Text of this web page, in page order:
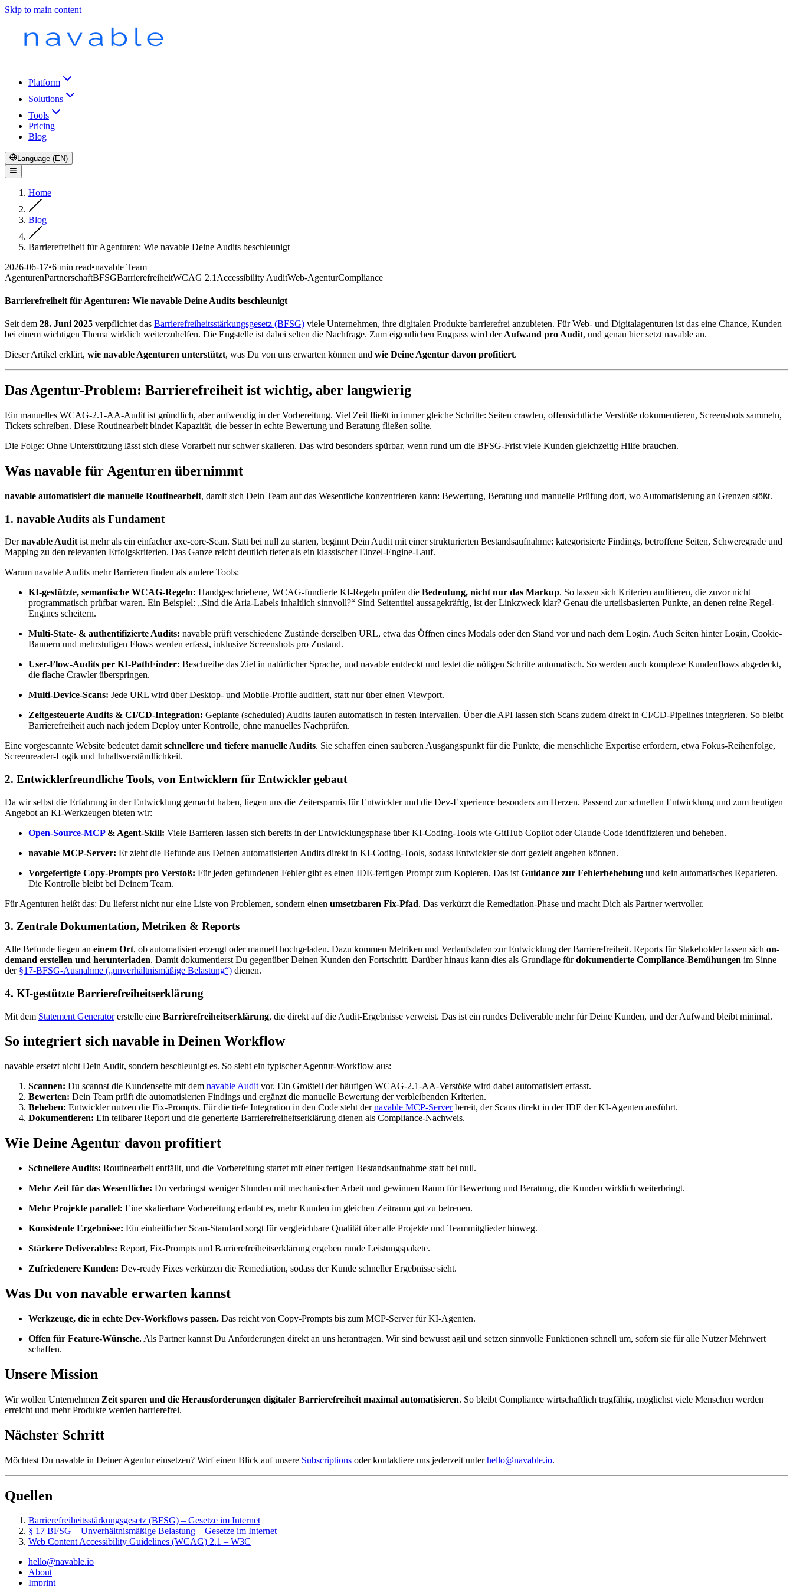
Skip to main content
Platform
Solutions
Tools
Pricing
Blog
Language (EN)
Home
Blog
Barrierefreiheit für Agenturen: Wie navable Deine Audits beschleunigt
2026-06-17•6 min read•navable Team
AgenturenPartnerschaftBFSGBarrierefreiheitWCAG 2.1 Accessibility AuditWeb-AgenturCompliance
Barrierefreiheit für Agenturen: Wie navable Deine Audits beschleunigt
Seit dem 28. Juni 2025 verpflichtet das Barrierefreiheitsstärkungsgesetz (BFSG) viele Unternehmen, ihre digitalen Produkte barrierefrei anzubieten. Für Web- und Digitalagenturen ist das eine Chance, Kunden
bei einem wichtigen Thema wirklich weiterzuhelfen. Die Engstelle ist dabei selten die Nachfrage. Zum eigentlichen Engpass wird der Aufwand pro Audit, und genau hier setzt navable an.
Dieser Artikel erklärt, wie navable Agenturen unterstützt, was Du von uns erwarten können und wie Deine Agentur davon profitiert.
Das Agentur-Problem: Barrierefreiheit ist wichtig, aber langwierig
Ein manuelles WCAG-2.1-AA-Audit ist gründlich, aber aufwendig in der Vorbereitung. Viel Zeit fließt in immer gleiche Schritte: Seiten crawlen, offensichtliche Verstöße dokumentieren, Screenshots sammeln,
Tickets schreiben. Diese Routinearbeit bindet Kapazität, die besser in echte Bewertung und Beratung fließen sollte.
Die Folge: Ohne Unterstützung lässt sich diese Vorarbeit nur schwer skalieren. Das wird besonders spürbar, wenn rund um die BFSG-Frist viele Kunden gleichzeitig Hilfe brauchen.
Was navable für Agenturen übernimmt
navable automatisiert die manuelle Routinearbeit, damit sich Dein Team auf das Wesentliche konzentrieren kann: Bewertung, Beratung und manuelle Prüfung dort, wo Automatisierung an Grenzen stößt.
1. navable Audits als Fundament
Dernavable Audit ist mehr als ein einfacher axe-core-Scan. Statt bei null zu starten, beginnt Dein Audit mit einer strukturierten Bestandsaufnahme: kategorisierte Findings, betroffene Seiten, Schweregrade und
Mapping zu den relevanten Erfolgskriterien. Das Ganze reicht deutlich tiefer als ein klassischer Einzel-Engine-Lauf.
Warum navable Audits mehr Barrieren finden als andere Tools:
KI-gestützte, semantische WCAG-Regeln: Handgeschriebene, WCAG-fundierte KI-Regeln prüfen die Bedeutung, nicht nur das Markup. So lassen sich Kriterien auditieren, die zuvor nicht
programmatisch prüfbar waren. Ein Beispiel: „Sind die Aria-Labels inhaltlich sinnvoll?“ Sind Seitentitel aussagekräftig, ist der Linkzweck klar? Genau die urteilsbasierten Punkte, an denen reine Regel-
Engines scheitern.
Multi-State- & authentifizierte Audits: navable prüft verschiedene Zustände derselben URL, etwa das Öffnen eines Modals oder den Stand vor und nach dem Login. Auch Seiten hinter Login, Cookie-
Bannern und mehrstufigen Flows werden erfasst, inklusive Screenshots pro Zustand.
User-Flow-Audits per KI-PathFinder: Beschreibe das Ziel in natürlicher Sprache, und navable entdeckt und testet die nötigen Schritte automatisch. So werden auch komplexe Kundenflows abgedeckt,
die flache Crawler überspringen.
Multi-Device-Scans: Jede URL wird über Desktop- und Mobile-Profile auditiert, statt nur über einen Viewport.
Zeitgesteuerte Audits & CI/CD-Integration: Geplante (scheduled) Audits laufen automatisch in festen Intervallen. Über die API lassen sich Scans zudem direkt in CI/CD-Pipelines integrieren. So bleibt
Barrierefreiheit auch nach jedem Deploy unter Kontrolle, ohne manuelles Nachprüfen.
Eine vorgescannte Website bedeutet damit schnellere und tiefere manuelle Audits. Sie schaffen einen sauberen Ausgangspunkt für die Punkte, die menschliche Expertise erfordern, etwa Fokus-Reihenfolge,
Screenreader-Logik und Inhaltsverständlichkeit.
2. Entwicklerfreundliche Tools, von Entwicklern für Entwickler gebaut
Da wir selbst die Erfahrung in der Entwicklung gemacht haben, liegen uns die Zeitersparnis für Entwickler und die Dev-Experience besonders am Herzen. Passend zur schnellen Entwicklung und zum heutigen
Angebot an KI-Werkzeugen bieten wir:
Open-Source-MCP& Agent-Skill: Viele Barrieren lassen sich bereits in der Entwicklungsphase über KI-Coding-Tools wie GitHub Copilot oder Claude Code identifizieren und beheben.
navable MCP-Server: Er zieht die Befunde aus Deinen automatisierten Audits direkt in KI-Coding-Tools, sodass Entwickler sie dort gezielt angehen können.
Vorgefertigte Copy-Prompts pro Verstoß: Für jeden gefundenen Fehler gibt es einen IDE-fertigen Prompt zum Kopieren. Das ist Guidance zur Fehlerbehebung und kein automatisches Reparieren.
Die Kontrolle bleibt bei Deinem Team.
Für Agenturen heißt das: Du lieferst nicht nur eine Liste von Problemen, sondern einen umsetzbaren Fix-Pfad. Das verkürzt die Remediation-Phase und macht Dich als Partner wertvoller.
3. Zentrale Dokumentation, Metriken & Reports
Alle Befunde liegen an einem Ort, ob automatisiert erzeugt oder manuell hochgeladen. Dazu kommen Metriken und Verlaufsdaten zur Entwicklung der Barrierefreiheit. Reports für Stakeholder lassen sich on-
demand erstellen und herunterladen. Damit dokumentierst Du gegenüber Deinen Kunden den Fortschritt. Darüber hinaus kann dies als Grundlage fürdokumentierte Compliance-Bemühungen im Sinne
der §17-BFSG-Ausnahme („unverhältnismäßige Belastung“) dienen.
4. KI-gestützte Barrierefreiheitserklärung
Mit dem Statement Generatorerstelle eine Barrierefreiheitserklärung, die direkt auf die Audit-Ergebnisse verweist. Das ist ein rundes Deliverable mehr für Deine Kunden, und der Aufwand bleibt minimal.
So integriert sich navable in Deinen Workflow
navable ersetzt nicht Dein Audit, sondern beschleunigt es. So sieht ein typischer Agentur-Workflow aus:
Scannen: Du scannst die Kundenseite mit dem navable Audit vor. Ein Großteil der häufigen WCAG-2.1-AA-Verstöße wird dabei automatisiert erfasst.
Bewerten: Dein Team prüft die automatisierten Findings und ergänzt die manuelle Bewertung der verbleibenden Kriterien.
Beheben: Entwickler nutzen die Fix-Prompts. Für die tiefe Integration in den Code steht dernavable MCP-Serverbereit, der Scans direkt in der IDE der KI-Agenten ausführt.
Dokumentieren: Ein teilbarer Report und die generierte Barrierefreiheitserklärung dienen als Compliance-Nachweis.
Wie Deine Agentur davon profitiert
Schnellere Audits: Routinearbeit entfällt, und die Vorbereitung startet mit einer fertigen Bestandsaufnahme statt bei null.
Mehr Zeit für das Wesentliche: Du verbringst weniger Stunden mit mechanischer Arbeit und gewinnen Raum für Bewertung und Beratung, die Kunden wirklich weiterbringt.
Mehr Projekte parallel: Eine skalierbare Vorbereitung erlaubt es, mehr Kunden im gleichen Zeitraum gut zu betreuen.
Konsistente Ergebnisse: Ein einheitlicher Scan-Standard sorgt für vergleichbare Qualität über alle Projekte und Teammitglieder hinweg.
Stärkere Deliverables: Report, Fix-Prompts und Barrierefreiheitserklärung ergeben runde Leistungspakete.
Zufriedenere Kunden: Dev-ready Fixes verkürzen die Remediation, sodass der Kunde schneller Ergebnisse sieht.
Was Du von navable erwarten kannst
Werkzeuge, die in echte Dev-Workflows passen. Das reicht von Copy-Prompts bis zum MCP-Server für KI-Agenten.
Offen für Feature-Wünsche. Als Partner kannst Du Anforderungen direkt an uns herantragen. Wir sind bewusst agil und setzen sinnvolle Funktionen schnell um, sofern sie für alle Nutzer Mehrwert
schaffen.
Unsere Mission
Wir wollen Unternehmen Zeit sparen und die Herausforderungen digitaler Barrierefreiheit maximal automatisieren. So bleibt Compliance wirtschaftlich tragfähig, möglichst viele Menschen werden
erreicht und mehr Produkte werden barrierefrei.
Nächster Schritt
Möchtest Du navable in Deiner Agentur einsetzen? Wirf einen Blick auf unsere Subscriptions oder kontaktiere uns jederzeit unterhello@navable.io.
Quellen
Barrierefreiheitsstärkungsgesetz (BFSG) – Gesetze im Internet
§ 17 BFSG – Unverhältnismäßige Belastung – Gesetze im Internet
Web Content Accessibility Guidelines (WCAG) 2.1 – W3C
hello@navable.io
About
Imprint